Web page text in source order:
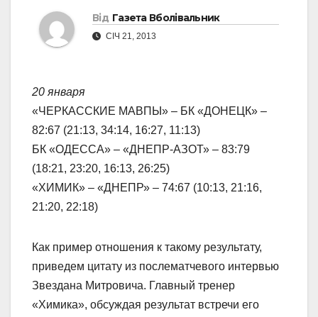
Від Газета Вболівальник
СІЧ 21, 2013
20 января
«ЧЕРКАССКИЕ МАВПЫ» – БК «ДОНЕЦК» –
82:67 (21:13, 34:14, 16:27, 11:13)
БК «ОДЕССА» – «ДНЕПР-АЗОТ» – 83:79
(18:21, 23:20, 16:13, 26:25)
«ХИМИК» – «ДНЕПР» – 74:67 (10:13, 21:16,
21:20, 22:18)
Как пример отношения к такому результату,
приведем цитату из послематчевого интервью
Звездана Митровича. Главный тренер
«Химика», обсуждая результат встречи его